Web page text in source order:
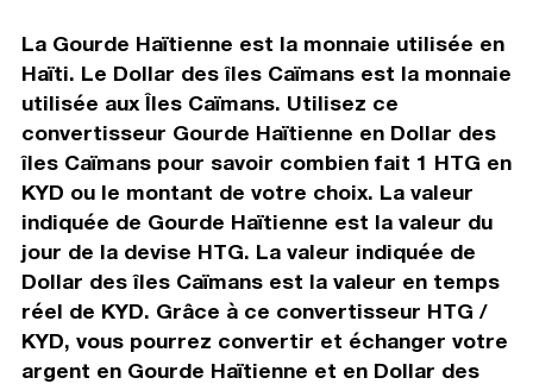
La Gourde Haïtienne est la monnaie utilisée en
Haïti. Le Dollar des îles Caïmans est la monnaie
utilisée aux Îles Caïmans. Utilisez ce
convertisseur Gourde Haïtienne en Dollar des
îles Caïmans pour savoir combien fait 1 HTG en
KYD ou le montant de votre choix. La valeur
indiquée de Gourde Haïtienne est la valeur du
jour de la devise HTG. La valeur indiquée de
Dollar des îles Caïmans est la valeur en temps
réel de KYD. Grâce à ce convertisseur HTG /
KYD, vous pourrez convertir et échanger votre
argent en Gourde Haïtienne et en Dollar des